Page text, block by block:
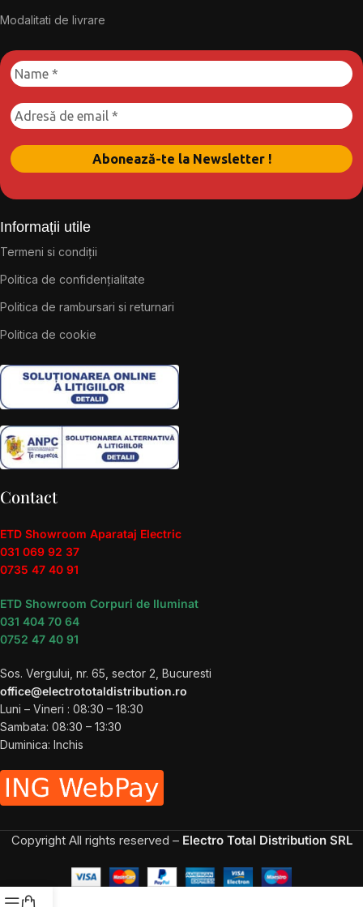
Modalitati de livrare
Informații utile
Termeni si condiții
Politica de confidențialitate
Politica de rambursari si returnari
Politica de cookie
Contact
ETD Showroom Aparataj Electric
031 069 92 37
0735 47 40 91
ETD Showroom Corpuri de Iluminat
031 404 70 64
0752 47 40 91
Sos. Vergului, nr. 65, sector 2, Bucuresti
office@electrototaldistribution.ro
Luni – Vineri : 08:30 – 18:30
Sambata: 08:30 – 13:30
Duminica: Inchis
Copyright All rights reserved – Electro Total Distribution SRL